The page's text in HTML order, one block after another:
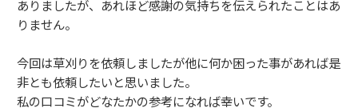
ありましたが、あれほど感謝の気持ちを伝えられたことはあ
りません。
今回は草刈りを依頼しましたが他に何か困った事があれば是
非とも依頼したいと思いました。
私の口コミがどなたかの参考になれば幸いです。